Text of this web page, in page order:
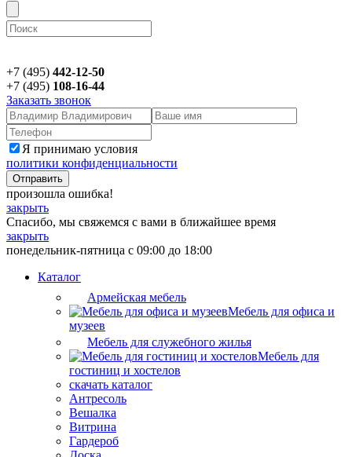
+7 (495) 442-12-50
+7 (495) 108-16-44
Заказать звонок
Я принимаю условия
политики конфиденциальности
произошла ошибка!
закрыть
Спасибо, мы свяжемся с вами в ближайшее время
закрыть
понедельник-пятница с 09:00 до 18:00
Каталог
Армейская мебель
Мебель для офиса и
музеев
Мебель для служебного жилья
Мебель для
гостиниц и хостелов
скачать каталог
Антресоль
Вешалка
Витрина
Гардероб